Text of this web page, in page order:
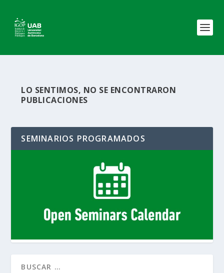
LO SENTIMOS, NO SE ENCONTRARON
PUBLICACIONES
SEMINARIOS PROGRAMADOS